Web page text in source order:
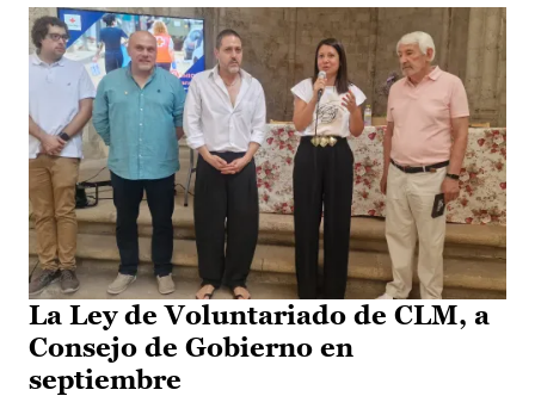
La Ley de Voluntariado de CLM, a
Consejo de Gobierno en
septiembre